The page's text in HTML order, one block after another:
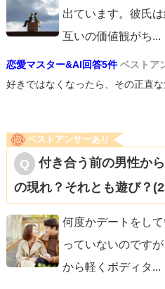
出ています。彼氏
互いの価値観がち...
恋愛マスター&AI回答5件 ベストア
好きではなくなったら、その正直
ベストアンサーあり
付き合う前の男性か
の現れ？それとも遊び？
何度かデートをし
っていないのです
から軽くボディタ...